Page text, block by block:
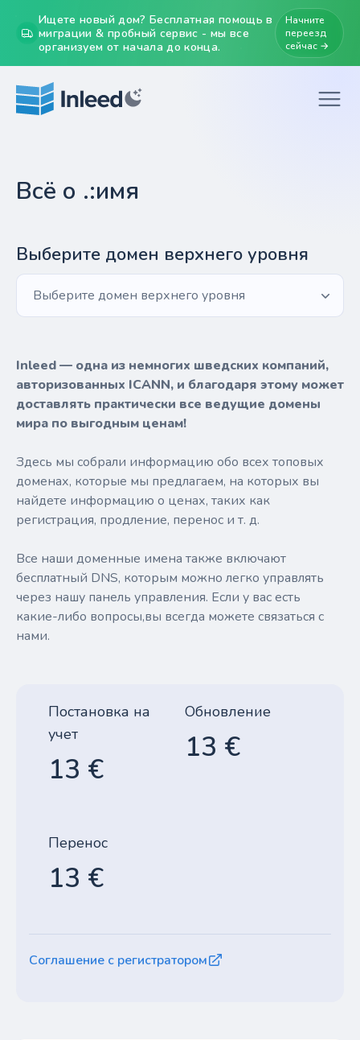
Ищете новый дом? Бесплатная помощь в
миграции & пробный сервис - мы все
организуем от начала до конца.
Начните
переезд
сейчас →
Всё о .:имя
Выберите домен верхнего уровня
Выберите домен верхнего уровня
Inleed — одна из немногих шведских компаний,
авторизованных ICANN, и благодаря этому может
доставлять практически все ведущие домены
мира по выгодным ценам!
Здесь мы собрали информацию обо всех топовых
доменах, которые мы предлагаем, на которых вы
найдете информацию о ценах, таких как
регистрация, продление, перенос и т. д.
Все наши доменные имена также включают
бесплатный DNS, которым можно легко управлять
через нашу панель управления. Если у вас есть
какие-либо вопросы,вы всегда можете связаться с
нами.
Постановка на
учет
13 €
Обновление
13 €
Перенос
13 €
Соглашение с регистратором